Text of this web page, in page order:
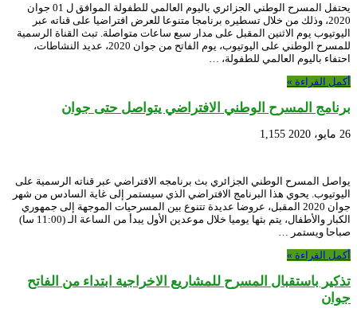
يحتفل المسرح الوطني الجزائري باليوم العالمي للطفولة الموافق ل 01 جوان
2020، وذلك من خلال تسطيره برنامجا متنوعا للعرض افتراضيا على قناته عبر
اليوتيوب يوم الاثنين المقبل على مدار سبع ساعات متواصلة. تبث القناة الرسمية
للمسرح الوطني على اليوتيوب، يوم الفاتح من جوان 2020، عديد النشاطات،
احتفاء باليوم العالمي للطفولة، …
أكمل القراءة »
برنامج المسرح الوطني الافتراضي يتواصل حتى جوان
26 مايو، 2020 1,155
يواصل المسرح الوطني الجزائري بث برنامجه الافتراضي عبر قناته الرسمية على
اليوتيوب. يحوي هذا البرنامج الافتراضي الذي سيستمر إلى غاية السادس من شهر
جوان 2020 المقبل، عروضا عديدة تتنوع بين المسرحيات الموجهة إلى جمهوري
الكبار والأطفال، يتم بثها يوميا خلال موعدين الأول يبدأ من الساعة الـ (11:00 سا)
صباحا ويستمر …
أكمل القراءة »
تذكير باستقبال المسرح للمشاريع الاخراجية ابتداء من الفاتح
جوان